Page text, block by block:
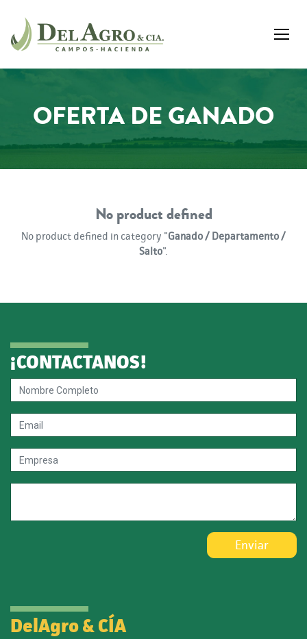
OFERTA DE GANADO
No product defined
No product defined in category "Ganado / Departamento /
Salto".
¡CONTACTANOS!
Enviar
DelAgro & CÍA